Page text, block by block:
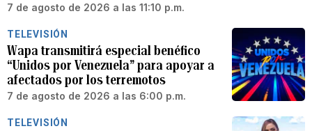
7 de agosto de 2026 a las 11:10 p.m.
TELEVISIÓN
Wapa transmitirá especial benéfico
“Unidos por Venezuela” para apoyar a
afectados por los terremotos
7 de agosto de 2026 a las 6:00 p.m.
TELEVISIÓN